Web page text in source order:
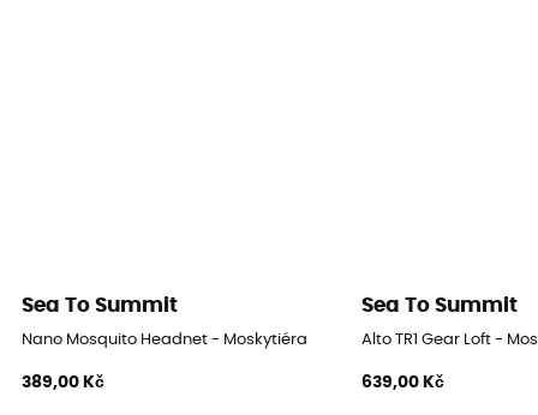
Sea To Summit
Nano Mosquito Headnet - Moskytiéra
389,00 Kč
Sea To Summit
Alto TR1 Gear Loft -
639,00 Kč